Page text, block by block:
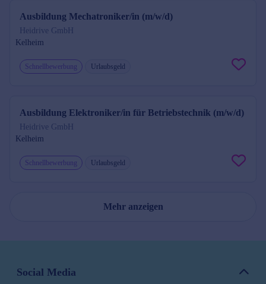
Ausbildung Mechatroniker/in (m/w/d)
Heidrive GmbH
Kelheim
Schnellbewerbung Urlaubsgeld
Ausbildung Elektroniker/in für Betriebstechnik (m/w/d)
Heidrive GmbH
Kelheim
Schnellbewerbung Urlaubsgeld
Mehr anzeigen
Social Media